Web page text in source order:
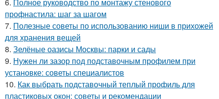
профнастила: шаг за шагом
7. Полезные советы по использованию ниши в прихожей
для хранения вещей
8. Зелёные оазисы Москвы: парки и сады
9. Нужен ли зазор под подставочным профилем при
установке: советы специалистов
10. Как выбрать подставочный теплый профиль для
пластиковых окон: советы и рекомендации